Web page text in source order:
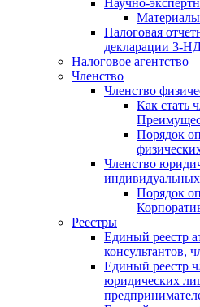
Научно-
Материалы
Налоговая
декларации 3-
Налоговое агентство
Членство
Членство
Как стать
Порядок
Членство
Порядок
Реестры
Единый реестр
консультантов,
Единый реестр
юридических